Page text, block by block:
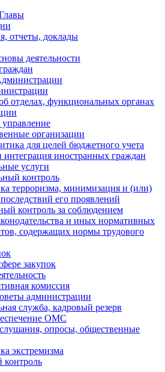
отчеты, доклады
деятельности
отделах, функциональных органах
организации
для целей бюджетного учета
интеграция иностранных граждан
услуги
контроль
терроризма, минимизация и (или)
его проявлений
контроль за соблюдением
и иных нормативных
содержащих нормы трудового
закупок
комиссия
администрации
служба, кадровый резерв
ОМС
опросы, общественные
экстремизма
контроль